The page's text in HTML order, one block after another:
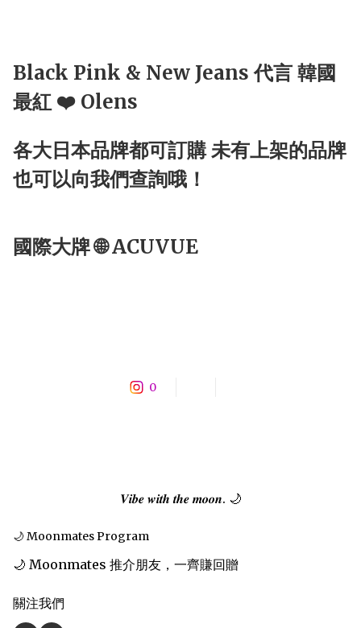
Black Pink & New Jeans 代言 韓國
最紅 ❤️ Olens
各大日本品牌都可訂購 未有上架的品牌
也可以向我們查詢哦！
國際大牌 🌐 ACUVUE
0
𝑽𝒊𝒃𝒆 𝒘𝒊𝒕𝒉 𝒕𝒉𝒆 𝒎𝒐𝒐𝒏. 🌙
🌙 Moonmates Program
🌙 Moonmates 推介朋友，一齊賺回贈
關注我們